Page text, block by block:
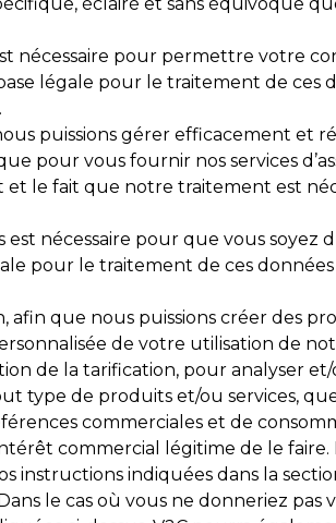
nécessaire pour permettre votre
légale pour le traitement de ces
puissions gérer efficacement et
pour vous fournir nos services
le fait que notre traitement est
nécessaire pour que vous soyez
pour le traitement de ces
que nous puissions créer des
de votre utilisation de
de la tarification, pour analyser
type de produits et/ou services,
commerciales et de
commercial légitime de le faire.
instructions indiquées dans la
le cas où vous ne donneriez